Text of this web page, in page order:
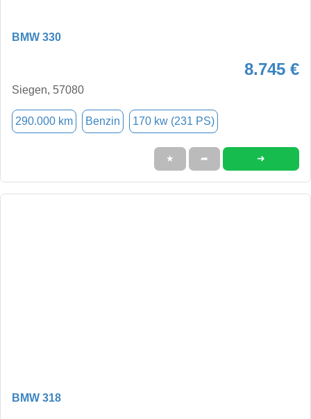
BMW 330
8.745 €
Siegen, 57080
290.000 km Benzin 170 kw (231 PS)
★ ➦ ➜
BMW 318